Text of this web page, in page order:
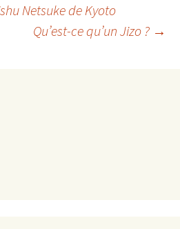
Netsuke de Kyoto
Qu’est-ce qu’un Jizo ? →